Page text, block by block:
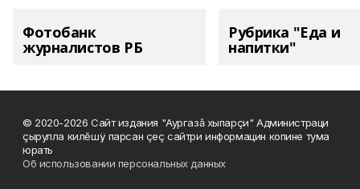
Фотобанк
журналистов РБ
Рубрика "Еда и
напитки"
© 2020-2026 Сайт издания "Аургазă хыпарçи" Администраци
çырулла килĕшÿ парсан çеç сайтри информацин копине тума
юрать
Об использовании персональных данных